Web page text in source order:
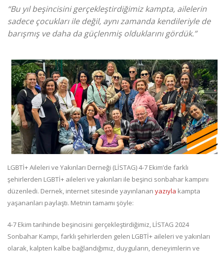
“Bu yıl beşincisini gerçekleştirdiğimiz kampta, ailelerin
sadece çocukları ile değil, aynı zamanda kendileriyle de
barışmış ve daha da güçlenmiş olduklarını gördük.”
LGBTİ+ Aileleri ve Yakınları Derneği (LİSTAG) 4-7 Ekim’de farklı
şehirlerden LGBTİ+ aileleri ve yakınları ile beşinci sonbahar kampını
düzenledi. Dernek, internet sitesinde yayınlanan yazıyla kampta
yaşananları paylaştı. Metnin tamamı şöyle:
4-7 Ekim tarihinde beşincisini gerçekleştirdiğimiz, LİSTAG 2024
Sonbahar Kampı, farklı şehirlerden gelen LGBTİ+ aileleri ve yakınları
olarak, kalpten kalbe bağlandığımız, duyguların, deneyimlerin ve